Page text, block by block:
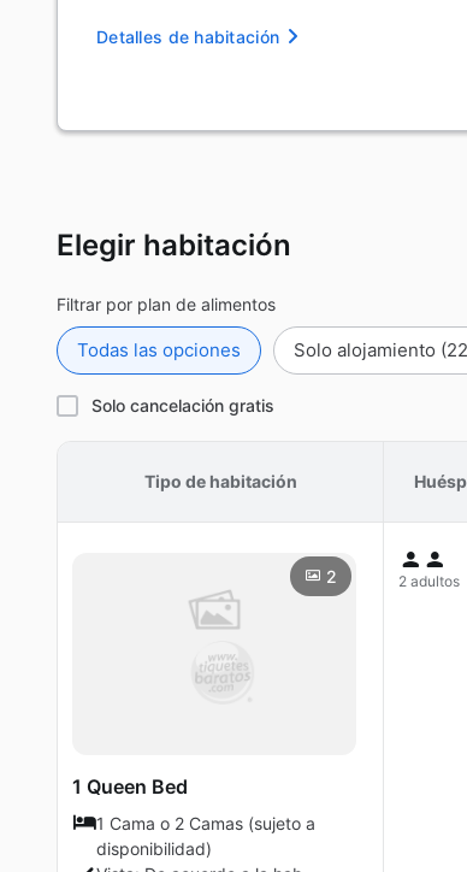
Detalles de habitación
Elegir habitación
Filtrar por plan de alimentos
Todas las opciones Solo alojamiento
Solo cancelación gratis
Tipo de habitación
2
1 Queen Bed
1 Cama o 2 Camas (sujeto a
disponibilidad)
2 adultos